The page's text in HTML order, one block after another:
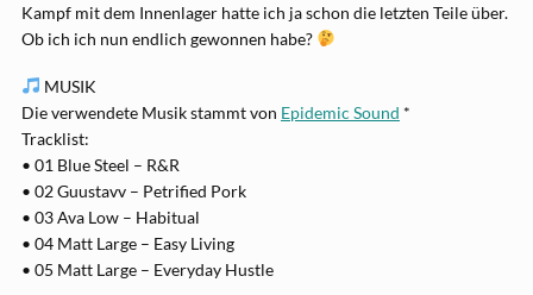
Kampf mit dem Innenlager hatte ich ja schon die letzten Teile über.
Ob ich ich nun endlich gewonnen habe?
MUSIK
Die verwendete Musik stammt von Epidemic Sound *
Tracklist:
• 01 Blue Steel – R&R
• 02 Guustavv – Petrified Pork
• 03 Ava Low – Habitual
• 04 Matt Large – Easy Living
• 05 Matt Large – Everyday Hustle